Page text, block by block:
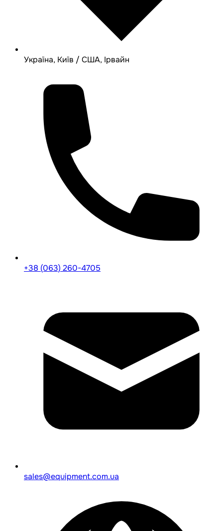
Україна, Київ / США, Ірвайн
+38 (063) 260-4705
sales@equipment.com.ua